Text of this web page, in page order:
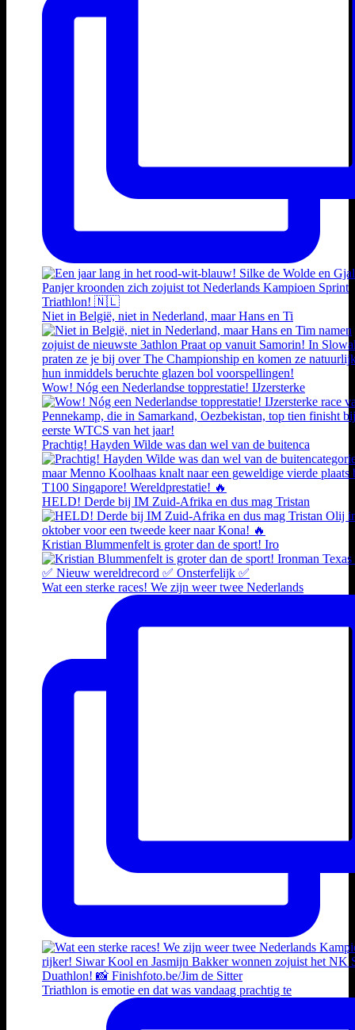
Niet in België, niet in Nederland, maar Hans en Ti
Wow! Nóg een Nederlandse topprestatie! IJzersterke
Prachtig! Hayden Wilde was dan wel van de buitenca
HELD! Derde bij IM Zuid-Afrika en dus mag Tristan
Kristian Blummenfelt is groter dan de sport! Iro
Wat een sterke races! We zijn weer twee Nederlands
Triathlon is emotie en dat was vandaag prachtig te